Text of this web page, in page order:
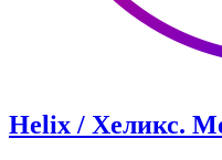
Helix / Хеликс.